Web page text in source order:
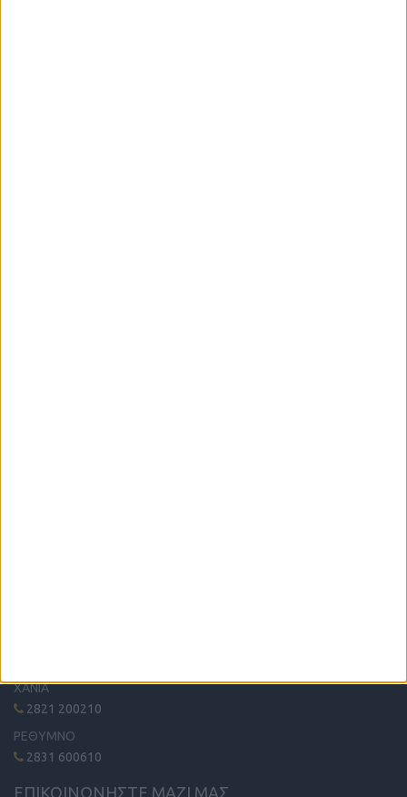
ΧΑΝΙΑ
2821 200210
ΡΕΘΥΜΝΟ
2831 600610
ΕΠΙΚΟΙΝΩΝΗΣΤΕ ΜΑΖΙ ΜΑΣ